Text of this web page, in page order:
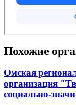
Похожие
Омская
организация
социально-